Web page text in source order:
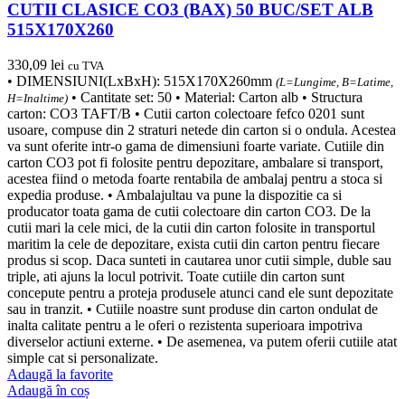
CUTII CLASICE CO3 (BAX) 50 BUC/SET ALB
515X170X260
330,09 lei cu TVA
• DIMENSIUNI(LxBxH): 515X170X260mm (L=Lungime, B=Latime,
H=Inaltime) • Cantitate set: 50 • Material: Carton alb • Structura
carton: CO3 TAFT/B • Cutii carton colectoare fefco 0201 sunt
usoare, compuse din 2 straturi netede din carton si o ondula. Acestea
va sunt oferite intr-o gama de dimensiuni foarte variate. Cutiile din
carton CO3 pot fi folosite pentru depozitare, ambalare si transport,
acestea fiind o metoda foarte rentabila de ambalaj pentru a stoca si
expedia produse. • Ambalajultau va pune la dispozitie ca si
producator toata gama de cutii colectoare din carton CO3. De la
cutii mari la cele mici, de la cutii din carton folosite in transportul
maritim la cele de depozitare, exista cutii din carton pentru fiecare
produs si scop. Daca sunteti in cautarea unor cutii simple, duble sau
triple, ati ajuns la locul potrivit. Toate cutiile din carton sunt
concepute pentru a proteja produsele atunci cand ele sunt depozitate
sau in tranzit. • Cutiile noastre sunt produse din carton ondulat de
inalta calitate pentru a le oferi o rezistenta superioara impotriva
diverselor actiuni externe. • De asemenea, va putem oferii cutiile atat
simple cat si personalizate.
Adaugă la favorite
Adaugă în coș